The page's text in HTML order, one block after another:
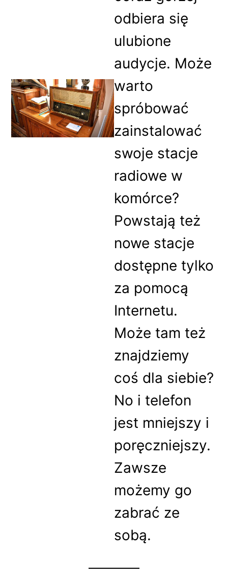
odbiera się
ulubione
audycje. Może
warto
spróbować
zainstalować
swoje stacje
radiowe w
komórce?
Powstają też
nowe stacje
dostępne tylko
za pomocą
Internetu.
Może tam też
znajdziemy
coś dla siebie?
No i telefon
jest mniejszy i
poręczniejszy.
Zawsze
możemy go
zabrać ze
sobą.